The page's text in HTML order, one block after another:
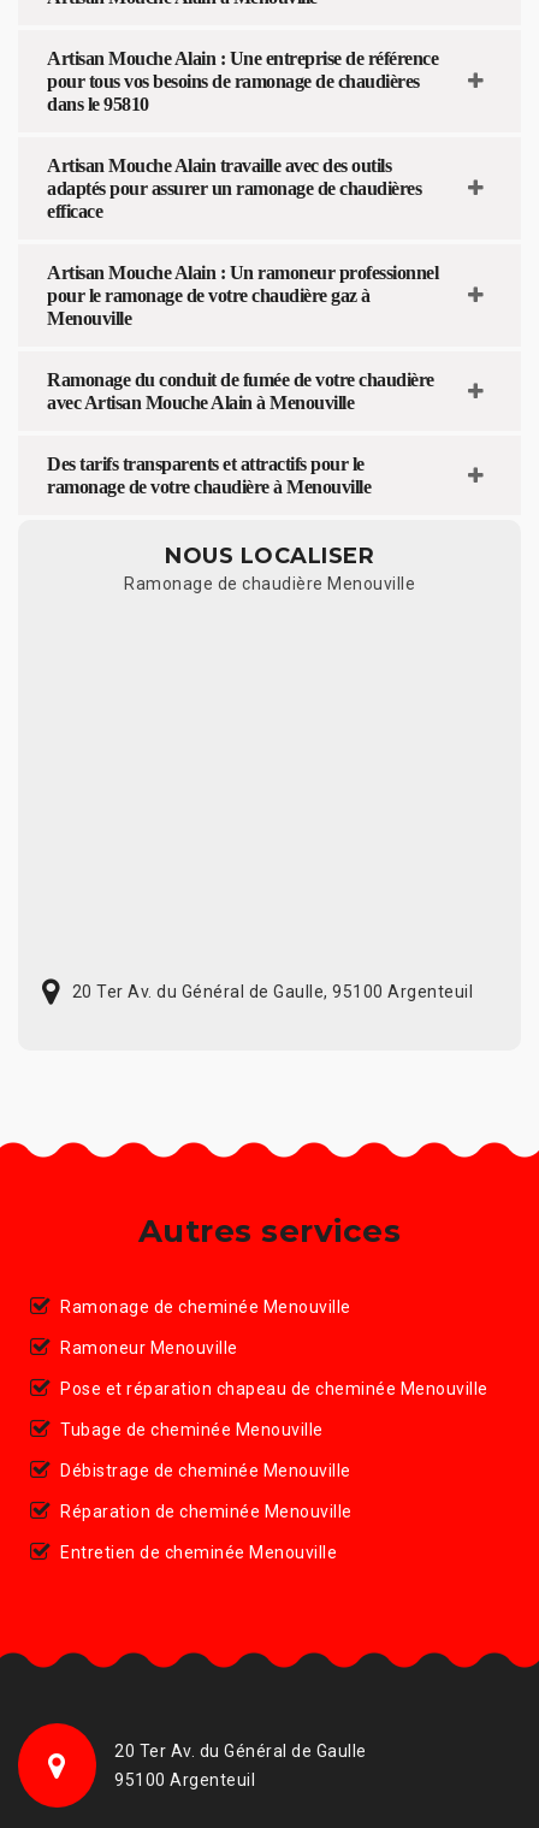
Artisan Mouche Alain : Une entreprise de référence
pour tous vos besoins de ramonage de chaudières
dans le 95810
Artisan Mouche Alain travaille avec des outils
adaptés pour assurer un ramonage de chaudières
efficace
Artisan Mouche Alain : Un ramoneur professionnel
pour le ramonage de votre chaudière gaz à
Menouville
Ramonage du conduit de fumée de votre chaudière
avec Artisan Mouche Alain à Menouville
Des tarifs transparents et attractifs pour le
ramonage de votre chaudière à Menouville
NOUS LOCALISER
Ramonage de chaudière Menouville
20 Ter Av. du Général de Gaulle, 95100 Argenteuil
Autres services
Ramonage de cheminée Menouville
Ramoneur Menouville
Pose et réparation chapeau de cheminée Menouville
Tubage de cheminée Menouville
Débistrage de cheminée Menouville
Réparation de cheminée Menouville
Entretien de cheminée Menouville
20 Ter Av. du Général de Gaulle
95100 Argenteuil